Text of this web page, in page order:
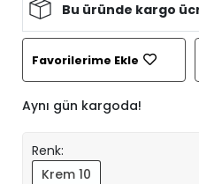
Bu üründe kargo
Favorilerime Ekle
Aynı gün kargoda!
Renk:
Krem 10